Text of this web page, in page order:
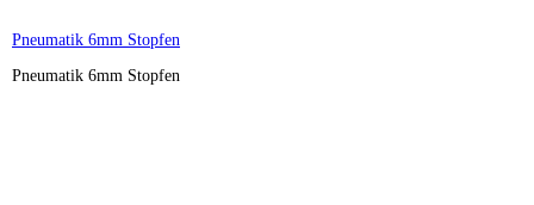
Pneumatik 6mm Stopfen
Pneumatik 6mm Stopfen